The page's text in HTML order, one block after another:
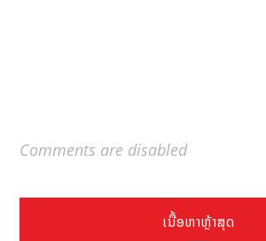
Comments are disabled
ເນື້ອຫາຫຼ້າສຸດ